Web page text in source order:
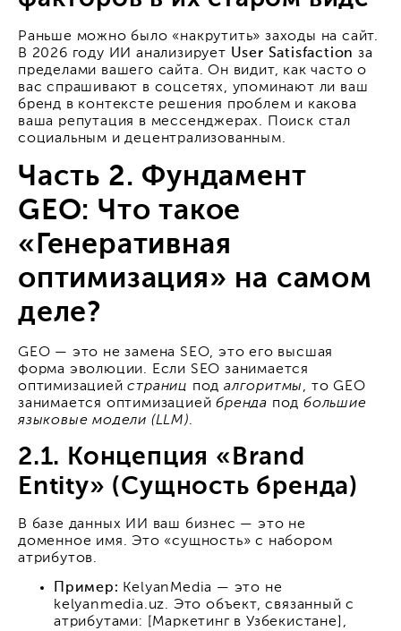
Раньше можно было «накрутить» заходы на сайт.
В 2026 году ИИ анализирует User Satisfaction за
пределами вашего сайта. Он видит, как часто о
вас спрашивают в соцсетях, упоминают ли ваш
бренд в контексте решения проблем и какова
ваша репутация в мессенджерах. Поиск стал
социальным и децентрализованным.
Часть 2. Фундамент
GEO: Что такое
«Генеративная
оптимизация» на самом
деле?
GEO — это не замена SEO, это его высшая
форма эволюции. Если SEO занимается
оптимизациейстраниц подалгоритмы, то GEO
занимается оптимизациейбренда подбольшие
языковые модели (LLM).
2.1. Концепция «Brand
Entity» (Сущность бренда)
В базе данных ИИ ваш бизнес — это не
доменное имя. Это «сущность» с набором
атрибутов.
Пример: KelyanMedia — это не
kelyanmedia.uz. Это объект, связанный с
атрибутами: [Маркетинг в Узбекистане],